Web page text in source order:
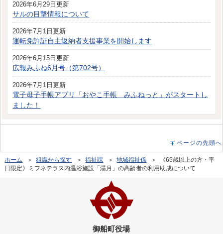
2026年6月29日更新
サルの目撃情報について
2026年7月1日更新
運転免許証自主返納者支援事業を開始します
2026年6月15日更新
広報みふね6月号（第702号）
2026年7月1日更新
電子母子手帳アプリ「おやこ手帳 みふねっと」がスタートし
ました！
ページの先頭へ
ホーム ＞組織から探す ＞福祉課 ＞地域福祉係 ＞ 《65歳以上の方・平
日限定》ミフネテラス内温浴施設「湯月」の高齢者の利用助成について
御船町役場